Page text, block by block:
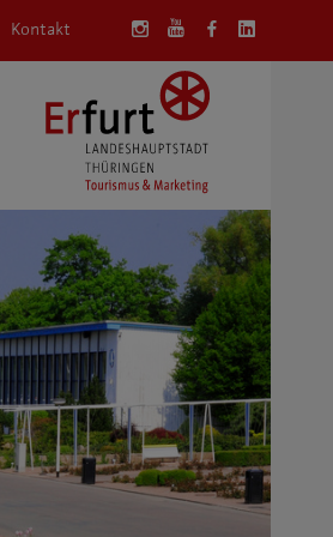
Kontakt